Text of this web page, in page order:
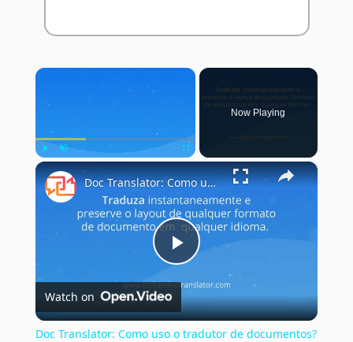
×
Play Unmute Fullscreen
Now Playing
×
Play
Video
Doc Translator: Como uso o tradutor de documentos?
Watch on
Doc Translator: Como uso o tradutor de documentos?